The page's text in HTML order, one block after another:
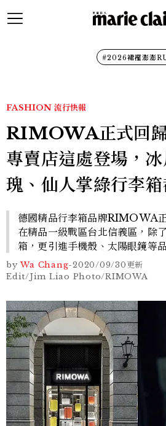
#2026裙襬澎澎
FASHION 流行快報
RIMOWA正式回
專賣店這處登場，
瑰、仙人掌綠行李
德國精品行李箱品牌RIMOWA
在精品一級戰區台北信義區，除
箱，更引進手機殼、太陽眼鏡等
by Wa Chang-2020/09/30更新
Edit/Jim Liao Photo/RIMOWA